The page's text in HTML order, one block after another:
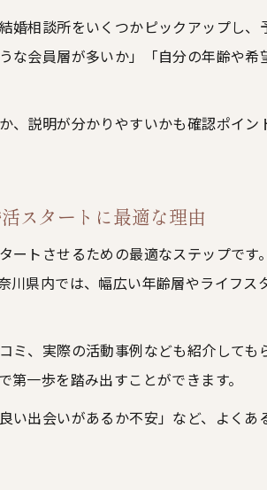
神奈川県の結婚相談所無料
結婚相談所の無料相談で婚
結婚相談所無料相談でサポ
無料相談で結婚相談所の実績
結婚相談所無料相談で希望
結婚相談所の無料相談なら
無料相談を通じて分かる結婚相
結婚相談所の無料相談でサポ
無料相談が結婚相談所選び
婚相談所をいくつかピックアップし
な会員層が多いか」「自分の年齢や
、説明が分かりやすいかも確認ポイ
スタートに最適な理由
ートさせるための最適なステップで
川県内では、幅広い年齢層やライフ
ミ、実際の活動事例なども紹介して
一歩を踏み出すことができます。
い出会いがあるか不安」など、よく
ご相談はこ
ご相談はこ